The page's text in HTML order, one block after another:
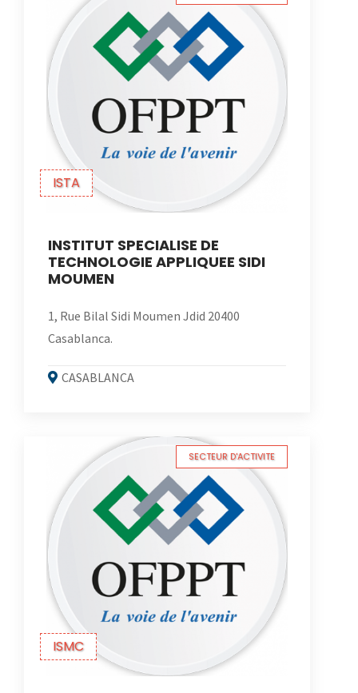
ISTA
INSTITUT SPECIALISE DE
TECHNOLOGIE APPLIQUEE SIDI
MOUMEN
1, Rue Bilal Sidi Moumen Jdid 20400
Casablanca.
CASABLANCA
ISMC
SECTEUR D'ACTIVITE